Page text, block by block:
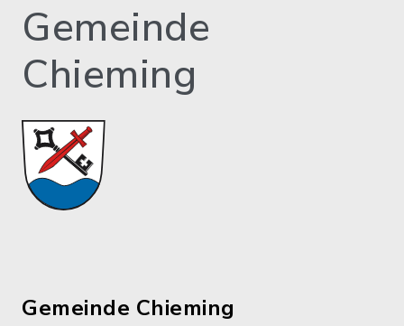
Gemeinde
Chieming
Gemeinde Chieming